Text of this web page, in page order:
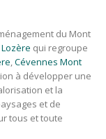
du Mont
qui regroupe
,Cévennes Mont
à développer une
et la
et de
tous et toute